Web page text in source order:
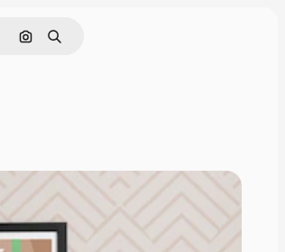
Buscar por imagen
Buscar